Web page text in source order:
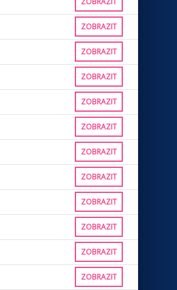
ZOBRAZIT
ZOBRAZIT
ZOBRAZIT
ZOBRAZIT
ZOBRAZIT
ZOBRAZIT
ZOBRAZIT
ZOBRAZIT
ZOBRAZIT
ZOBRAZIT
ZOBRAZIT